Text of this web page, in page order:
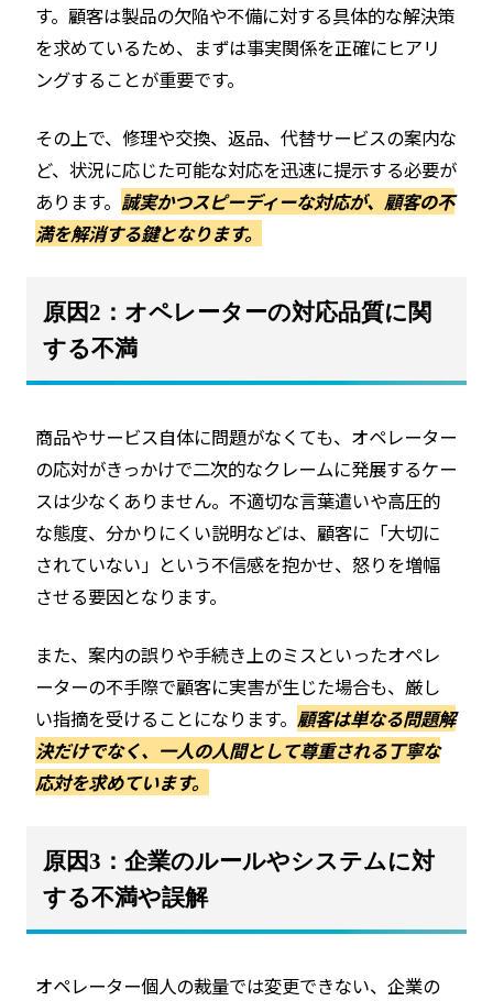
す。顧客は製品の欠陥や不備に対する具体的な解決策
を求めているため、まずは事実関係を正確にヒアリ
ングすることが重要です。
その上で、修理や交換、返品、代替サービスの案内な
ど、状況に応じた可能な対応を迅速に提示する必要が
あります。 誠実かつスピーディーな対応が、顧客の不
満を解消する鍵となります。
原因2：オペレーターの対応品質に関
する不満
商品やサービス自体に問題がなくても、オペレーター
の応対がきっかけで二次的なクレームに発展するケー
スは少なくありません。不適切な言葉遣いや高圧的
な態度、分かりにくい説明などは、顧客に「大切に
されていない」という不信感を抱かせ、怒りを増幅
させる要因となります。
また、案内の誤りや手続き上のミスといったオペレ
ーターの不手際で顧客に実害が生じた場合も、厳し
い指摘を受けることになります。顧客は単なる問題解
決だけでなく、一人の人間として尊重される丁寧な
応対を求めています。
原因3：企業のルールやシステムに対
する不満や誤解
オペレーター個人の裁量では変更できない、企業の